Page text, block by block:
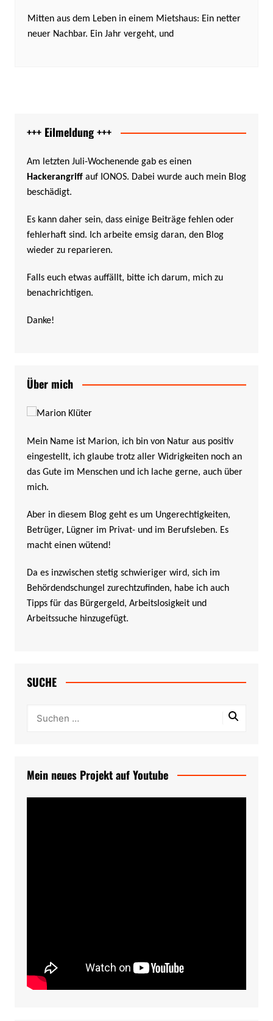
Mitten aus dem Leben in einem Mietshaus: Ein netter
neuer Nachbar. Ein Jahr vergeht, und
+++ Eilmeldung +++
Am letzten Juli-Wochenende gab es einen
Hackerangriffauf IONOS. Dabei wurde auch mein Blog
beschädigt.
Es kann daher sein, dass einige Beiträge fehlen oder
fehlerhaft sind. Ich arbeite emsig daran, den Blog
wieder zu reparieren.
Falls euch etwas auffällt, bitte ich darum, mich zu
benachrichtigen.
Danke!
Über mich
Mein Name ist Marion, ich bin von Natur aus positiv
eingestellt, ich glaube trotz aller Widrigkeiten noch an
das Gute im Menschen und ich lache gerne, auch über
mich.
Aber in diesem Blog geht es um Ungerechtigkeiten,
Betrüger, Lügner im Privat- und im Berufsleben. Es
macht einen wütend!
Da es inzwischen stetig schwieriger wird, sich im
Behördendschungel zurechtzufinden, habe ich auch
Tipps für das Bürgergeld, Arbeitslosigkeit und
Arbeitssuche hinzugefügt.
SUCHE
Mein neues Projekt auf Youtube